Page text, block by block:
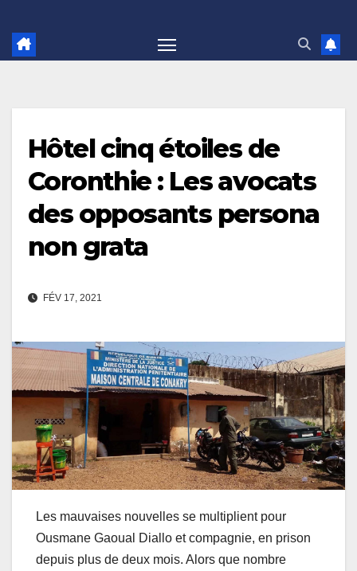
Hôtel cinq étoiles de
Coronthie : Les avocats
des opposants persona
non grata
FÉV 17, 2021
Les mauvaises nouvelles se multiplient pour
Ousmane Gaoual Diallo et compagnie, en prison
depuis plus de deux mois. Alors que nombre